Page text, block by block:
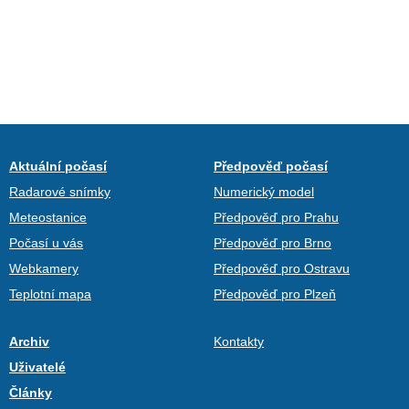
Aktuální počasí
Radarové snímky
Meteostanice
Počasí u vás
Webkamery
Teplotní mapa
Předpověď počasí
Numerický model
Předpověď pro Prahu
Předpověď pro Brno
Předpověď pro Ostravu
Předpověď pro Plzeň
Archiv
Uživatelé
Články
Kontakty